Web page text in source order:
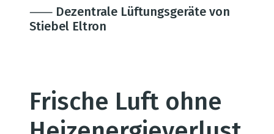
⸺ Dezentrale Lüftungsgeräte von
Stiebel Eltron
Frische Luft ohne